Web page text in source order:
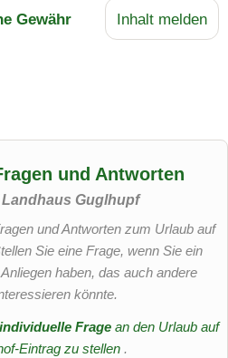
Gewähr Inhalt melden
und Antworten
Guglhupf
und Antworten zum Urlaub auf
Sie eine Frage, wenn Sie ein
haben, das auch andere
könnte.
individuelle Fragean den Urlaub auf
Eintrag zu stellen .